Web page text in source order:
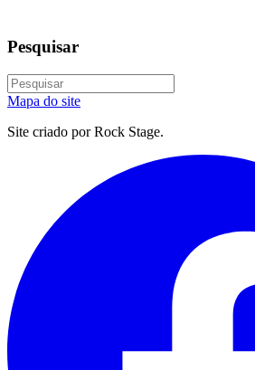
Pesquisar
Mapa do site
Site criado por Rock Stage.